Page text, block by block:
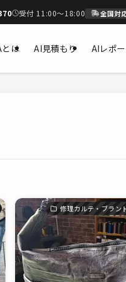
受付 11:00〜18:00 全国対
とは AI見積もり AIレポ
修理カルテ・ブラン